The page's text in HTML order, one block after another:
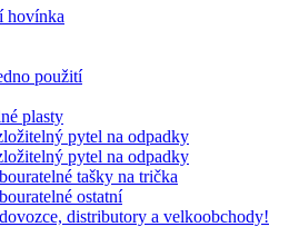
hovínka
použití
plasty
pytel na odpadky
pytel na odpadky
tašky na trička
ostatní
distributory a velkoobchody!